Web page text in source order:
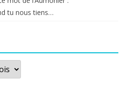
tu nous tiens…